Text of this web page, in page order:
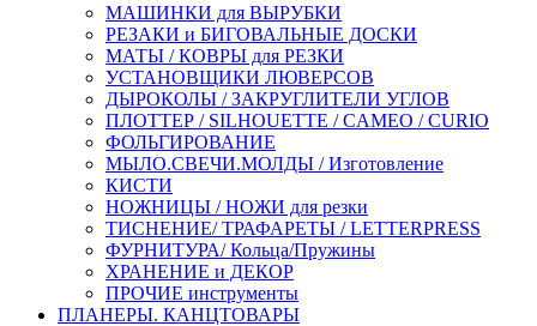
МАШИНКИ для ВЫРУБКИ
РЕЗАКИ и БИГОВАЛЬНЫЕ ДОСКИ
МАТЫ / КОВРЫ для РЕЗКИ
УСТАНОВЩИКИ ЛЮВЕРСОВ
ДЫРОКОЛЫ / ЗАКРУГЛИТЕЛИ УГЛОВ
ПЛОТТЕР / SILHOUETTE / CAMEO / CURIO
ФОЛЬГИРОВАНИЕ
МЫЛО.СВЕЧИ.МОЛДЫ / Изготовление
КИСТИ
НОЖНИЦЫ / НОЖИ для резки
ТИСНЕНИЕ/ ТРАФАРЕТЫ / LETTERPRESS
ФУРНИТУРА/ Кольца/Пружины
ХРАНЕНИЕ и ДЕКОР
ПРОЧИЕ инструменты
ПЛАНЕРЫ. КАНЦТОВАРЫ